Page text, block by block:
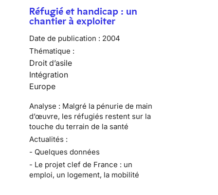
Réfugié et handicap : un
chantier à exploiter
Date de publication : 2004
Thématique :
Droit d’asile
Intégration
Europe
Analyse : Malgré la pénurie de main
d’œuvre, les réfugiés restent sur la
touche du terrain de la santé
Actualités :
- Quelques données
- Le projet clef de France : un
emploi, un logement, la mobilité